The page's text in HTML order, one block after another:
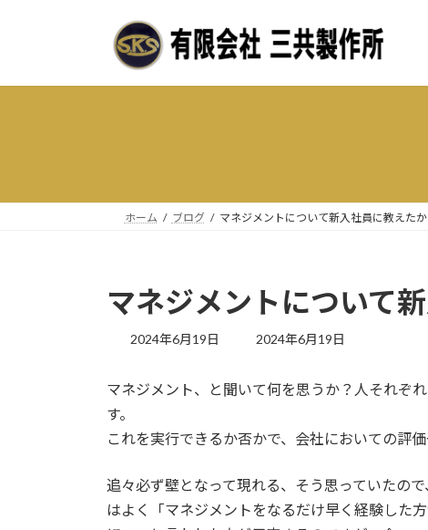
プ
動
ホーム ブログ マネジメントについて新入社員に教えた
マネジメントについて
2024年6月19日
最
新
時
:
2024年6月19日
マネジメント、と聞いて何を思うか？人それぞ
す。
これを実行できるか否かで、会社においての評
追々必ず壁となって現れる、そう思っていたの
はよく「マネジメントをなるだけ早く経験した